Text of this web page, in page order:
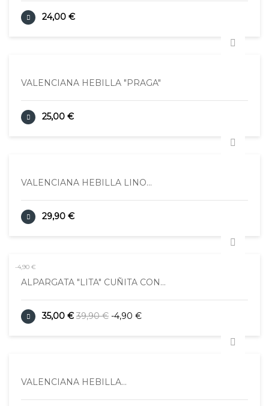
24,00 €
VALENCIANA HEBILLA "PRAGA"
25,00 €
VALENCIANA HEBILLA LINO...
29,90 €
-4,90 €
ALPARGATA "LITA" CUÑITA CON...
35,00 € 39,90 € -4,90 €
VALENCIANA HEBILLA...